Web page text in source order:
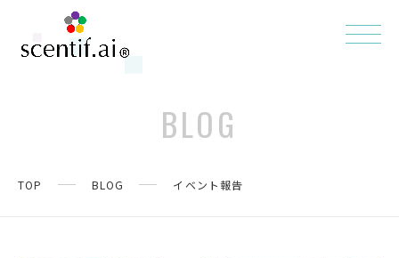
BLOG
TOP BLOG イベント報告